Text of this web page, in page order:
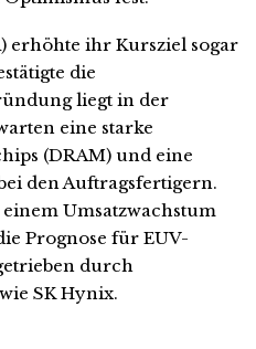
erhöhte ihr Kursziel sogar
die
liegt in der
eine starke
(DRAM) und eine
den Auftragsfertigern.
Umsatzwachstum
Prognose für EUV-
durch
SK Hynix.